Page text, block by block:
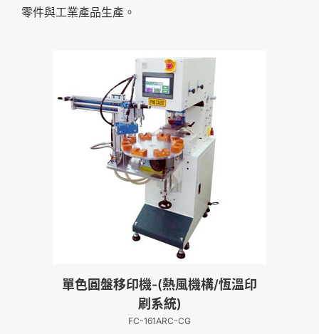
零件與工業產品生產。
單色圓盤移印機-(熱風機構/恆溫印
刷系統)
FC-161ARC-CG